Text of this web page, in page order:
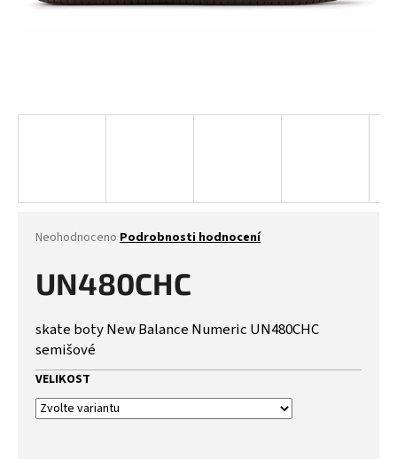
Průměrné
produktu
je
5
hvězdiček.
Neohodnoceno Podrobnosti hodnocení
UN480CHC
skate boty New Balance Numeric UN480CHC
semišové
VELIKOST